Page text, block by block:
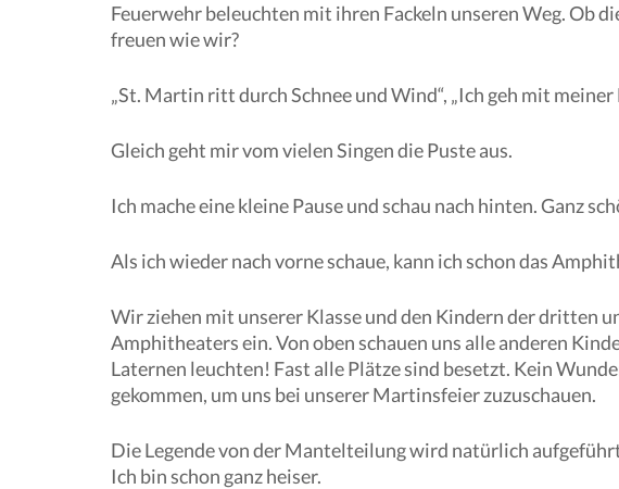
Feuerwehr beleuchten mit ihren Fackeln unseren Weg. Ob
freuen wie wir?
„St. Martin ritt durch Schnee und Wind“, „Ich geh mit
Gleich geht mir vom vielen Singen die Puste aus.
Ich mache eine kleine Pause und schau nach hinten. Ganz
Als ich wieder nach vorne schaue, kann ich schon das
Wir ziehen mit unserer Klasse und den Kindern der dritten
Amphitheaters ein. Von oben schauen uns alle anderen
Laternen leuchten! Fast alle Plätze sind besetzt. Kein
gekommen, um uns bei unserer Martinsfeier zuzuschauen.
Die Legende von der Mantelteilung wird natürlich
Ich bin schon ganz heiser.